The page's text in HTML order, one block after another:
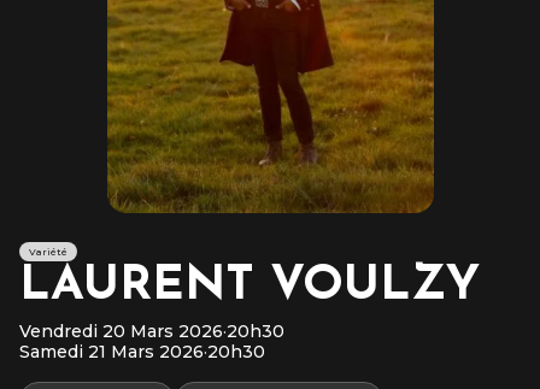
Variété
LAURENT VOULZY
Vendredi 20 Mars 2026·20h30
Samedi 21 Mars 2026·20h30